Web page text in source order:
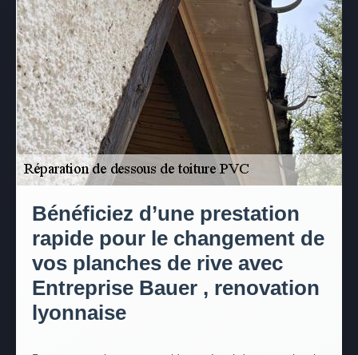
Bénéficiez d’une prestation
rapide pour le changement de
vos planches de rive avec
Entreprise Bauer , renovation
lyonnaise